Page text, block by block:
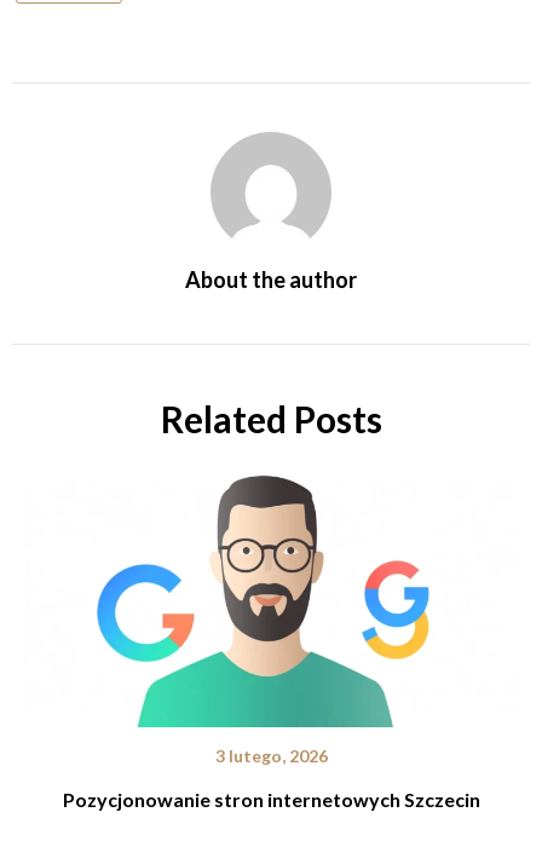
About the author
Related Posts
3 lutego, 2026
Pozycjonowanie stron internetowych Szczecin